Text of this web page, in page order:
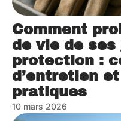
Comment
de vie de ses
protection :
d’entretien
pratiques
10 mars 2026